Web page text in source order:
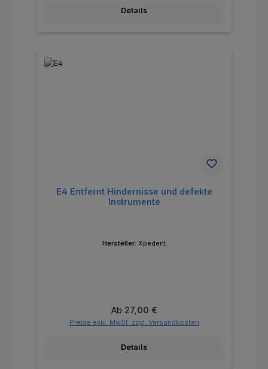
Details
E4 Entfernt Hindernisse und defekte
Instrumente
Hersteller: Xpedent
Regulärer Preis:
Ab 27,00 €
Preise exkl. MwSt. zzgl. Versandkosten
Details